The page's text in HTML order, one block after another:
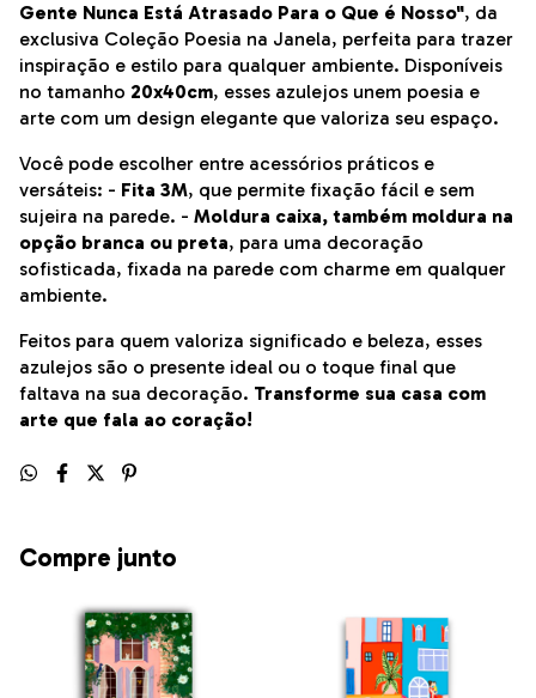
Gente Nunca Está Atrasado Para o Que é Nosso", da
exclusiva Coleção Poesia na Janela, perfeita para trazer
inspiração e estilo para qualquer ambiente. Disponíveis
no tamanho 20x40cm, esses azulejos unem poesia e
arte com um design elegante que valoriza seu espaço.
Você pode escolher entre acessórios práticos e
versáteis: - Fita 3M, que permite fixação fácil e sem
sujeira na parede. - Moldura caixa, também moldura na
opção branca ou preta, para uma decoração
sofisticada, fixada na parede com charme em qualquer
ambiente.
Feitos para quem valoriza significado e beleza, esses
azulejos são o presente ideal ou o toque final que
faltava na sua decoração. Transforme sua casa com
arte que fala ao coração!
Compre junto